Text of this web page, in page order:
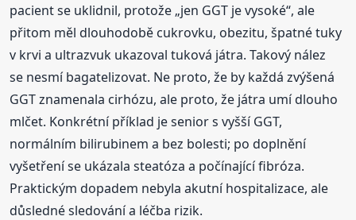
pacient se uklidnil, protože „jen GGT je vysoké“, ale
přitom měl dlouhodobě cukrovku, obezitu, špatné tuky
v krvi a ultrazvuk ukazoval tuková játra. Takový nález
se nesmí bagatelizovat. Ne proto, že by každá zvýšená
GGT znamenala cirhózu, ale proto, že játra umí dlouho
mlčet. Konkrétní příklad je senior s vyšší GGT,
normálním bilirubinem a bez bolesti; po doplnění
vyšetření se ukázala steatóza a počínající fibróza.
Praktickým dopadem nebyla akutní hospitalizace, ale
důsledné sledování a léčba rizik.